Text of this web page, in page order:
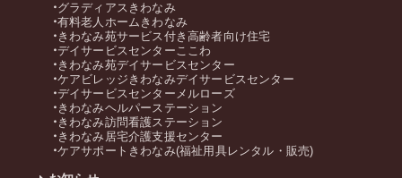
グラディアスきわなみ
有料老人ホームきわなみ
きわなみ苑サービス付き高齢者向け住宅
デイサービスセンターここわ
きわなみ苑デイサービスセンター
ケアビレッジきわなみデイサービスセンター
デイサービスセンターメルローズ
きわなみヘルパーステーション
きわなみ訪問看護ステーション
きわなみ居宅介護支援センター
ケアサポートきわなみ(福祉用具レンタル・販売)